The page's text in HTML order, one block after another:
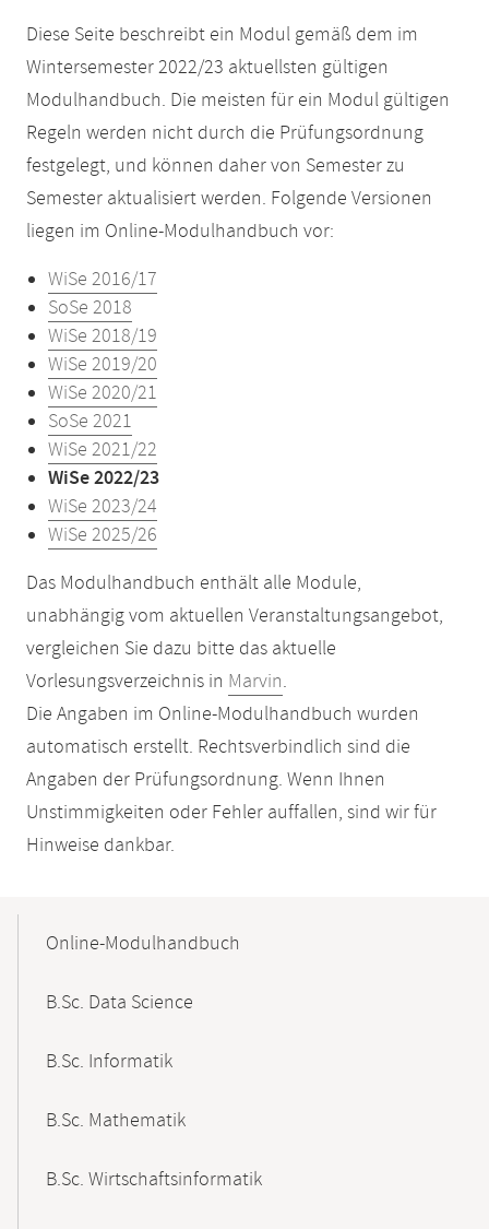
Diese Seite beschreibt ein Modul gemäß dem im
Wintersemester 2022/23 aktuellsten gültigen
Modulhandbuch. Die meisten für ein Modul gültigen
Regeln werden nicht durch die Prüfungsordnung
festgelegt, und können daher von Semester zu
Semester aktualisiert werden. Folgende Versionen
liegen im Online-Modulhandbuch vor:
WiSe 2016/17
SoSe 2018
WiSe 2018/19
WiSe 2019/20
WiSe 2020/21
SoSe 2021
WiSe 2021/22
WiSe 2022/23
WiSe 2023/24
WiSe 2025/26
Das Modulhandbuch enthält alle Module,
unabhängig vom aktuellen Veranstaltungsangebot,
vergleichen Sie dazu bitte das aktuelle
Vorlesungsverzeichnis in Marvin.
Die Angaben im Online-Modulhandbuch wurden
automatisch erstellt. Rechtsverbindlich sind die
Angaben der Prüfungsordnung. Wenn Ihnen
Unstimmigkeiten oder Fehler auffallen, sind wir für
Hinweise dankbar.
NavigationOnline-Modulhandbuch
B.Sc. Data Science
B.Sc. Informatik
B.Sc. Mathematik
B.Sc. Wirtschaftsinformatik